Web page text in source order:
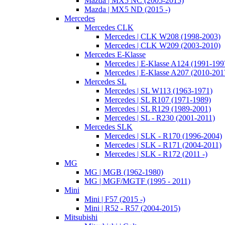
Mazda | MX5 ND (2015 -)
Mercedes
Mercedes CLK
Mercedes | CLK W208 (1998-2003)
Mercedes | CLK W209 (2003-2010)
Mercedes E-Klasse
Mercedes | E-Klasse A124 (1991-
Mercedes | E-Klasse A207 (2010-
Mercedes SL
Mercedes | SL W113 (1963-1971)
Mercedes | SL R107 (1971-1989)
Mercedes | SL R129 (1989-2001)
Mercedes | SL - R230 (2001-2011)
Mercedes SLK
Mercedes | SLK - R170 (1996-2004)
Mercedes | SLK - R171 (2004-2011)
Mercedes | SLK - R172 (2011 -)
MG
MG | MGB (1962-1980)
MG | MGF/MGTF (1995 - 2011)
Mini
Mini | F57 (2015 -)
Mini | R52 - R57 (2004-2015)
Mitsubishi